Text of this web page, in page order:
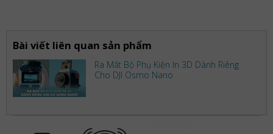
Bài viết liên quan sản phẩm
Ra Mắt Bộ Phụ Kiện In 3D Dành Riêng
Cho DJI Osmo Nano